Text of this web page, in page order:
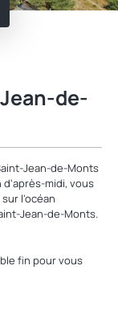
de-
Jean-de-Monts
midi, vous
l'océan
Jean-de-Monts.
fin pour vous